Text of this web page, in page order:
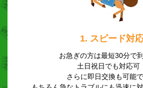
1. スピード対
お急ぎの方は最短30分で
土日祝日でも対応可
さらに即日交換も可能で